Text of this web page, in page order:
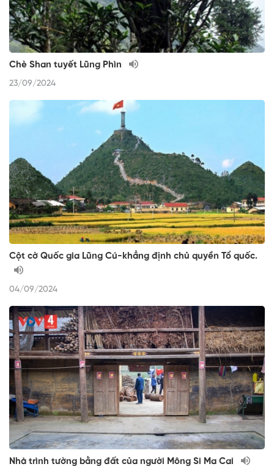
Chè Shan tuyết Lũng Phìn
23/09/2024
Cột cờ Quốc gia Lũng Cú-khẳng định chủ quyền Tổ quốc.
04/09/2024
Nhà trình tường bằng đất của người Mông Si Ma Cai